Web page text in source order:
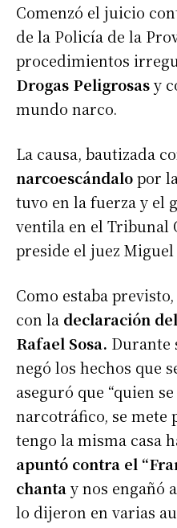
Comenzó el juicio
de la Policía de la
procedimientos
Drogas Peligrosasy
mundo narco.
La causa, bautizada
narcoescándalopor
tuvo en la fuerza y el
ventila en el Tribunal
preside el juez Miguel
Como estaba
con la declaración
Rafael Sosa. Durante
negó los hechos que
aseguró que “quien
narcotráfico, se mete
tengo la misma casa
apuntó contra el
chantay nos engañó
lo dijeron en varias